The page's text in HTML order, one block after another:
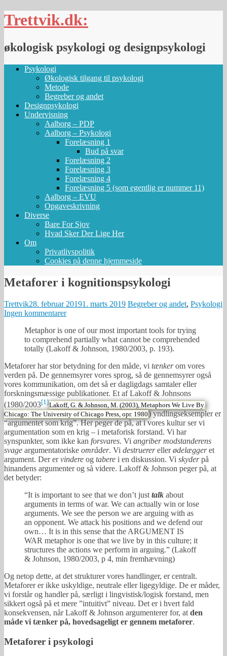
Skip
to
Trettvik.dk:
økologisk psykologi og designpsykologi
Psykologi
Økologisk tilgang til psykologi
Metode
Begreber og andet
Designpsykologi
Undervisning
Aalborg – PDP
Aalborg – Psykologi
Forelæsning 1
Bud på svar
Forelæsning 2
Forelæsning 3
Forelæsning 4
Forelæsning 5 (som egentlig er nummer 11)
Aalborg – EVU
Opgaveskrivning
Diverse
Bare For Sjov
Hvad Sker Der Lige Her
Om
Privatlivspolitik
Cookies på denne hjemmeside
Metaforer i kognitionspsykologi
Trettvik28. februar 20191. marts 2019 Begreber og andet, Psykologi
Ingen kommentarer
Metaphor is one of our most important tools for trying
to comprehend partially what cannot be comprehended
totally (Lakoff & Johnson, 1980/2003, p. 193).
Metaforer har stor betydning for den måde, vi tænkerom vores
verden på. De gennemsyrer vores sprog, så de gennemsyrer også
vores kommunikation, om det så er dagligdags samtaler eller
forskningsmæssige publikationer. Et af Lakoff & Johnsons
(1980/2003[1]Lakoff, G. & Johnson, M. (2003), Metaphors We Live By.
Chicago: The University of Chicago Press, opr. 1980) yndlingseksempler er
“argumentet som krig”. Her peger de på, at i vores kultur ser vi
argumentation som en krig – i metaforisk forstand. Vi har
synspunkter, som ikke kan forsvares. Vi angriber modstanderens
svage argumentatoriske områder. Vi destruererellerødelæggeret
argument. Der ervindere og tabere i en diskussion. Vi skyderpå
hinandens argumenter og så videre. Lakoff & Johnson peger på, at
det betyder:
“It is important to see that we don’t just talk about
arguments in terms of war. We can actually win or lose
arguments. We see the person we are arguing with as
an opponent. We attack his positions and we defend our
own… It is in this sense that the ARGUMENT IS
WAR metaphor is one that we live by in this culture; it
structures the actions we perform in arguing.” (Lakoff
& Johnson, 1980/2003, p 4, min fremhævning)
Og netop dette, at det strukturer vores handlinger, er centralt.
Metaforer er ikke uskyldige, neutrale eller ligegyldige. De er måder,
vi forstår og handler på, særligt i lingvistisk/logisk forstand, men
sikkert også på et mere ”intuitivt” niveau. Det er i hvert fald
konsekvensen, når Lakoff & Johnson argumenterer for, at den
måde vi tænker på, hovedsageligt er gennem metaforer.
Metaforer i psykologi